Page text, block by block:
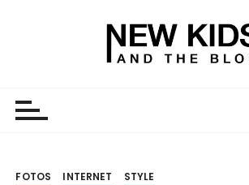
FOTOS INTERNET STYLE